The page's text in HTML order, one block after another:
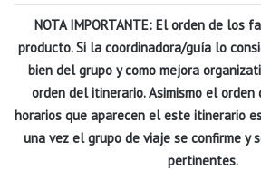
NOTA IMPORTANTE: El orden de los
producto. Si la coordinadora/guía lo
bien del grupo y como mejora
orden del itinerario.Asimismo el
horarios que aparecen el este itinerario
una vez el grupo de viaje se confirme y
pertinentes.